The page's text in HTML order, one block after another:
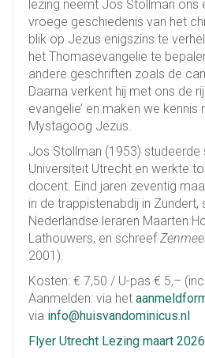
lezing neemt Jos Stollman ons
vroege geschiedenis van het
blik op Jezus enigszins te
het Thomasevangelie te
andere geschriften zoals de
Daarna verkent hij met ons de
evangelie’ en maken we
Mystagoog Jezus.
Jos Stollman (1953) studeerde
Universiteit Utrecht en werkte
docent. Eind jaren zeventig
in de trappistenabdij in Zundert,
Nederlandse leraren Maarten
Lathouwers, en schreef
2001).
Kosten: € 7,50 / U-pas € 5,–
Aanmelden: via het
via info@huisvandominicus.nl
Flyer Utrecht Lezing maart 2026